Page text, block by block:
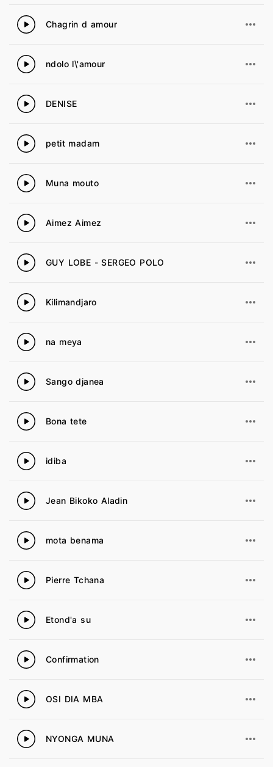
11 Chagrin d amour
12 ndolo l\'amour
13 DENISE
14 petit madam
15 Muna mouto
16 Aimez Aimez
17 GUY LOBE - SERGEO POLO
18 Kilimandjaro
19 na meya
20 Sango djanea
21 Bona tete
22 idiba
23 Jean Bikoko Aladin
24 mota benama
25 Pierre Tchana
26 Etond'a su
27 Confirmation
28 OSI DIA MBA
29 NYONGA MUNA